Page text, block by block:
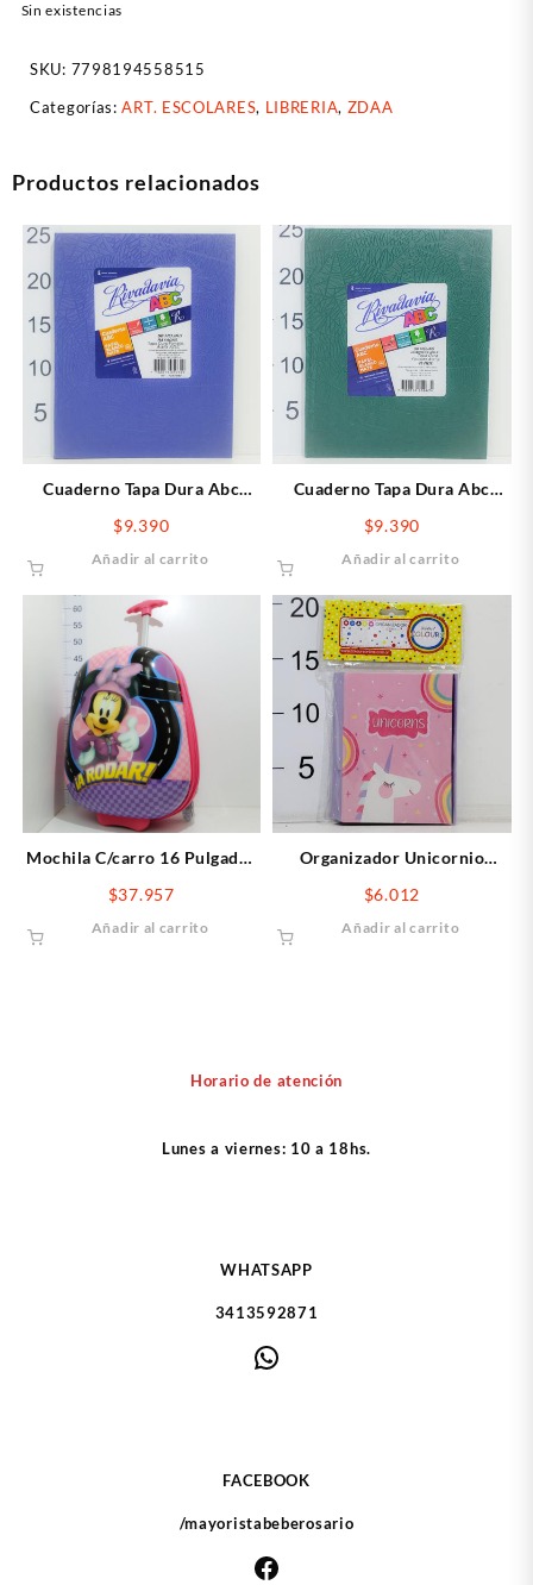
Sin existencias
SKU: 7798194558515
Categorías:ART. ESCOLARES, LIBRERIA, ZDAA
Productos relacionados
Cuaderno Tapa Dura Abc
Azul
$9.390
Añadir al carrito
Cuaderno Tapa Dura Abc
Cuadriculadas Verde
$9.390
Añadir al carrito
Mochila C/carro 16 Pulgadas
Minnie
$37.957
Añadir al carrito
Organizador Unicornio
Rainbow
$6.012
Añadir al carrito
Horario de atención
Lunes a viernes: 10 a 18hs.
WHATSAPP
3413592871
WhatsApp
FACEBOOK
/mayoristabeberosario
Facebook